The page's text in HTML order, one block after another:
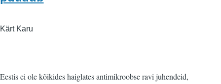
Kärt Karu
Eestis ei ole kõikides haiglates antimikroobse ravi juhendeid,